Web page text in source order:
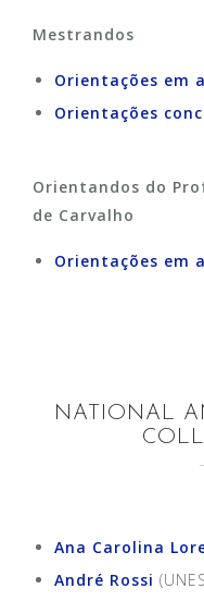
Mestrandos
Orientações em
Orientações
Orientandos do
de Carvalho
Orientações em
NATIONAL
Ana Carolina
André Rossi